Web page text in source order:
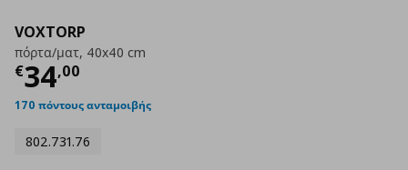
VOXTORP
πόρτα/ματ, 40x40 cm
€34,00
Τρέχουσα τιμή
170 πόντους ανταμοιβής
802.731.76